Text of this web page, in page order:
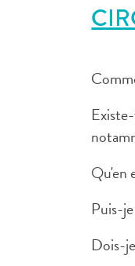
Qu'en
Puis-
Dois-
pour plus tard,